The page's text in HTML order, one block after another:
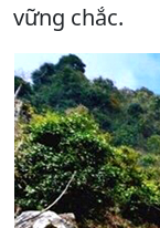
vững chắc.